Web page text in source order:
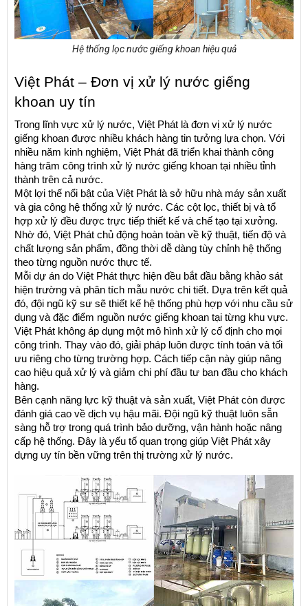
Hệ thống lọc nước giếng khoan hiệu quả
Việt Phát – Đơn vị xử lý nước giếng
khoan uy tín
Trong lĩnh vực xử lý nước, Việt Phát là đơn vị xử lý nước
giếng khoan được nhiều khách hàng tin tưởng lựa chọn. Với
nhiều năm kinh nghiệm, Việt Phát đã triển khai thành công
hàng trăm công trình xử lý nước giếng khoan tại nhiều tỉnh
thành trên cả nước.
Một lợi thế nổi bật của Việt Phát là sở hữu nhà máy sản xuất
và gia công hệ thống xử lý nước. Các cột lọc, thiết bị và tổ
hợp xử lý đều được trực tiếp thiết kế và chế tạo tại xưởng.
Nhờ đó, Việt Phát chủ động hoàn toàn về kỹ thuật, tiến độ và
chất lượng sản phẩm, đồng thời dễ dàng tùy chỉnh hệ thống
theo từng nguồn nước thực tế.
Mỗi dự án do Việt Phát thực hiện đều bắt đầu bằng khảo sát
hiện trường và phân tích mẫu nước chi tiết. Dựa trên kết quả
đó, đội ngũ kỹ sư sẽ thiết kế hệ thống phù hợp với nhu cầu sử
dụng và đặc điểm nguồn nước giếng khoan tại từng khu vực.
Việt Phát không áp dụng một mô hình xử lý cố định cho mọi
công trình. Thay vào đó, giải pháp luôn được tính toán và tối
ưu riêng cho từng trường hợp. Cách tiếp cận này giúp nâng
cao hiệu quả xử lý và giảm chi phí đầu tư ban đầu cho khách
hàng.
Bên cạnh năng lực kỹ thuật và sản xuất, Việt Phát còn được
đánh giá cao về dịch vụ hậu mãi. Đội ngũ kỹ thuật luôn sẵn
sàng hỗ trợ trong quá trình bảo dưỡng, vận hành hoặc nâng
cấp hệ thống. Đây là yếu tố quan trọng giúp Việt Phát xây
dựng uy tín bền vững trên thị trường xử lý nước.